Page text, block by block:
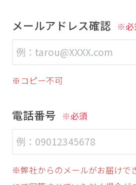
メールアドレス確認 ※必
※コピー不可
電話番号 ※必須
※弊社からのメールがお届けで